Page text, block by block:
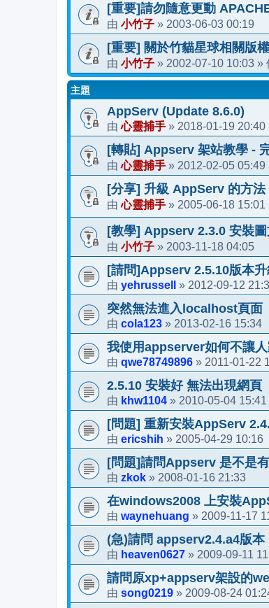
[重要]請勿隨意更動
由 小竹子 » 2003-06-03 00:19
[重要] 關於竹貓星球相關版
由 小竹子 » 2002-07-10 10:03 »
主題
AppServ (Update 8.6.0)
由心靈捕手 » 2018-01-19 20:40
[轉貼] Appserv 架站教學 -
由心靈捕手 » 2012-02-05 05:49
[分享] 升級 AppServ 的方
由心靈捕手 » 2005-06-18 15:01
[教學] Appserv 2.3.0 安裝圖
由 小竹子 » 2003-11-18 04:05
[請問]Appserv 2.5.10版本升
由 yehrussell » 2012-09-12
突然無法進入localhost頁面
由 cola123 » 2013-02-16 15:34
我使用appserver如何不讓
由 qwe78749896 » 2011-01-22
2.5.10 安裝好 無法出現網頁
由 khw1104 » 2010-05-04 15:41
[問題] 重新安裝AppServ
由 ericshih » 2005-04-29 10:16
[問題]請問Appserv 是不是
由 zkok » 2008-01-16 21:33
在windows2008 上安裝
由 waynehuang » 2009-11-17
(急)請問 appserv2.4.a4版本
由 heaven0627 » 2009-09-11
請問原xp+appserv架設的
由 song0219 » 2009-08-24